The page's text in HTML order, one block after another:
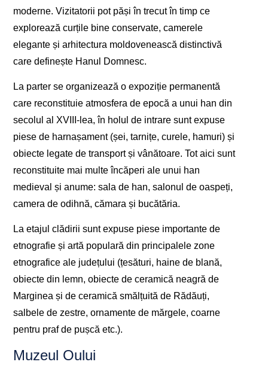
moderne. Vizitatorii pot păși în trecut în timp ce
explorează curțile bine conservate, camerele
elegante și arhitectura moldovenească distinctivă
care definește Hanul Domnesc.
La parter se organizează o expoziție permanentă
care reconstituie atmosfera de epocă a unui han din
secolul al XVIII-lea, în holul de intrare sunt expuse
piese de harnașament (șei, tarnițe, curele, hamuri) și
obiecte legate de transport și vânătoare. Tot aici sunt
reconstituite mai multe încăperi ale unui han
medieval și anume: sala de han, salonul de oaspeți,
camera de odihnă, cămara și bucătăria.
La etajul clădirii sunt expuse piese importante de
etnografie și artă populară din principalele zone
etnografice ale județului (țesături, haine de blană,
obiecte din lemn, obiecte de ceramică neagră de
Marginea și de ceramică smălțuită de Rădăuți,
salbele de zestre, ornamente de mărgele, coarne
pentru praf de pușcă etc.).
Muzeul Oului